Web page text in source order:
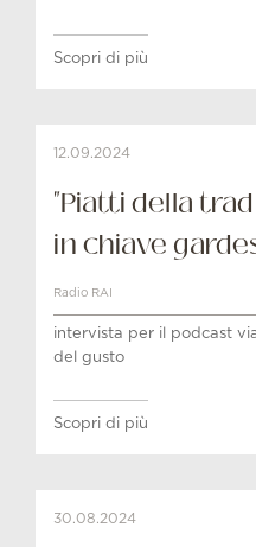
Scopri di più
12.09.2024
"Piatti della
in chiave
Radio RAI
intervista per il podcast
del gusto
Scopri di più
30.08.2024